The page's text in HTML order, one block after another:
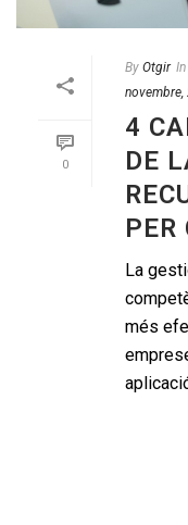
0
By Otgir In
4
DE
PER
La
més